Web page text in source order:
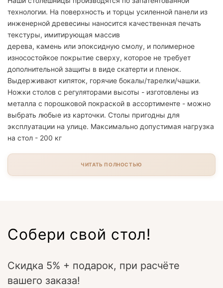
технологии. На поверхность и торцы усиленной панели из
инженерной древесины наносится качественная печать
текстуры, имитирующая массив
дерева, камень или эпоксидную смолу, и полимерное
износостойкое покрытие сверху, которое не требует
дополнительной защиты в виде скатерти и пленок.
Выдерживают кипяток, горячие бокалы/тарелки/чашки.
Ножки столов с регуляторами высоты - изготовлены из
металла с порошковой покраской в ассортименте - можно
выбрать любые из карточки. Столы пригодны для
эксплуатации на улице. Максимально допустимая нагрузка
на стол - 200 кг
ЧИТАТЬ ПОЛНОСТЬЮ
Собери свой стол!
Скидка 5% + подарок, при расчёте
вашего заказа!